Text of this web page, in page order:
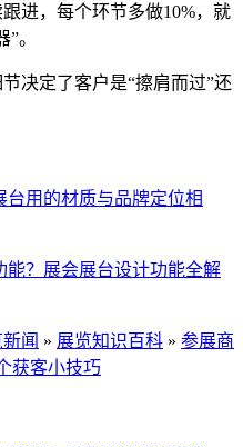
进，每个环节多做10%，就
。
决定了客户是“擦肩而过”还
台用的材质与品牌定位相
能？展会展台设计功能全解
闻 » 展览知识百科 » 参展商
获客小技巧